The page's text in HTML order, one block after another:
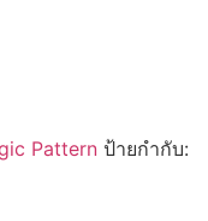
Pattern ป้ายกำกับ: